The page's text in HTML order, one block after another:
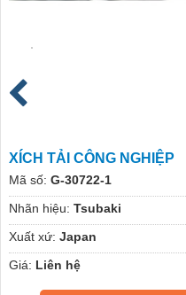
XÍCH TẢI CÔNG NGHIỆP
Mã số: G-30722-1
Nhãn hiệu: Tsubaki
Xuất xứ: Japan
Giá: Liên hệ